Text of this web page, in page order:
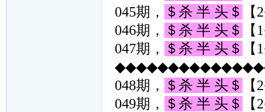
045期，
＄杀 半 头＄
046期，
＄杀 半 头＄
047期，
＄杀 半 头＄
048期，
＄杀 半 头＄
049期，
＄杀 半 头＄